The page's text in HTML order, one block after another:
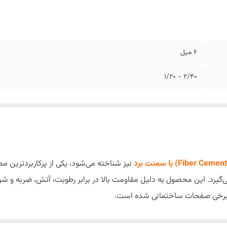
6 میل
2/40 - 1/20
نیز شناخته می‌شود، یکی از
این محصول به دلیل مقاومت بالا در برابر رطوبت، آتش، ضربه
برخی صفحات ساختمانی شده است.